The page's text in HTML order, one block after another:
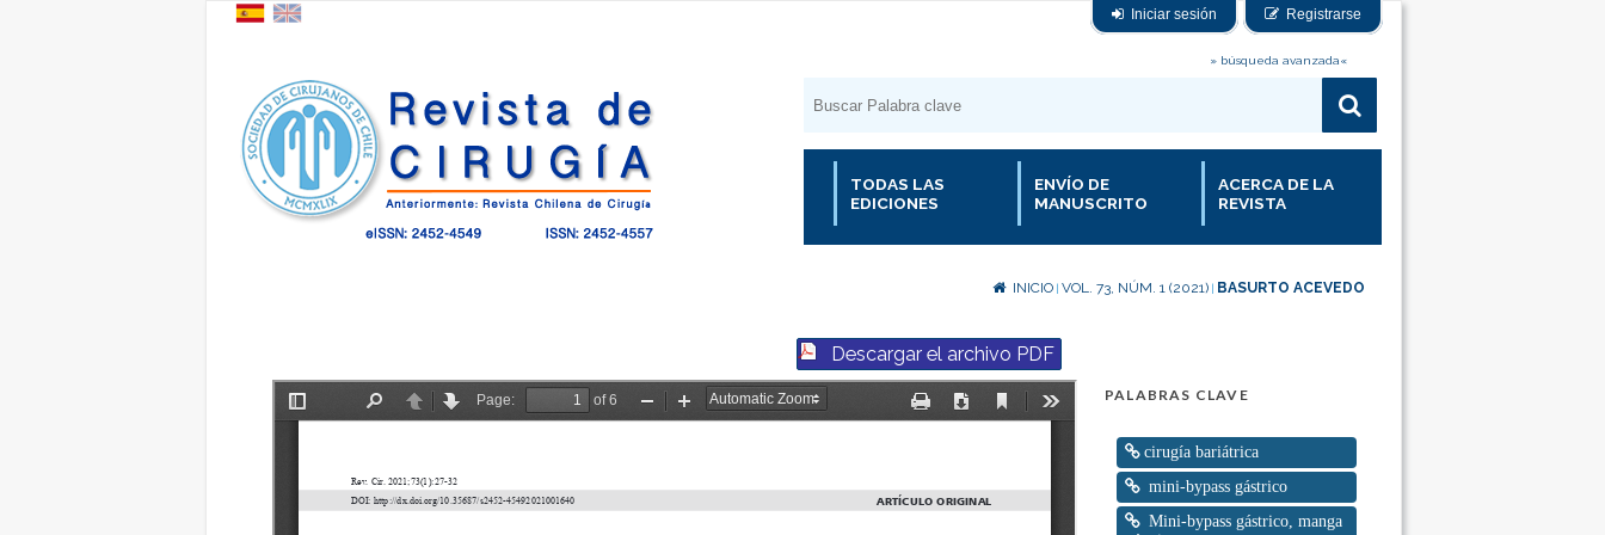
Iniciar sesión Registrarse
» búsqueda avanzada«
TODAS LAS
EDICIONES
ENVÍO DE
MANUSCRITO
ACERCA DE LA
REVISTA
INICIO VOL. 73, NÚM. 1 (2021) BASURTO ACEVEDO
PALABRAS CLAVE
cirugía bariátrica
mini-bypass gástrico
Mini-bypass gástrico, manga
Descargar el archivo PDF